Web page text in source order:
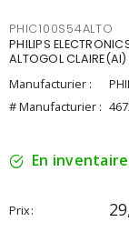
PHIC100S54ALTO
PHILIPS
ALTOGOL CLAIRE(AI)
Manufacturier :
# Manufacturier :
En inventaire
Prix